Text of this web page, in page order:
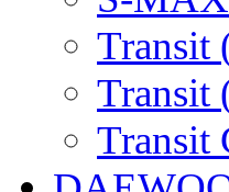
Transit
Transit
Transit